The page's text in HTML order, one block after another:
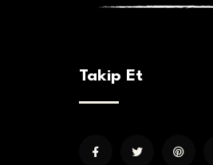
Takip Et